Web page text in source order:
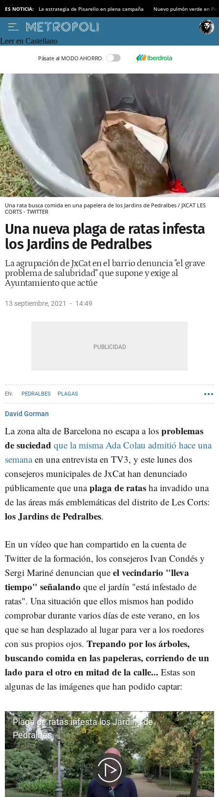
ES NOTICIA: La estrategia de Pisarello en plena campaña Nuevo pulmón verde en
Leer en Castellano
Pásate al MODO AHORRO
Una rata busca comida en una papelera de los Jardins de Pedralbes / JXCAT LES
CORTS - TWITTER
Una nueva plaga de ratas infesta
los Jardins de Pedralbes
La agrupación de JxCat en el barrio denuncia "el grave
problema de salubridad" que supone y exige al
Ayuntamiento que actúe
13 septiembre, 2021 14:49
PEDRALBES PLAGAS
David Gorman
La zona alta de Barcelona no escapa a los problemas
de suciedad que la misma Ada Colau admitió hace una
semanaen una entrevista en TV3, y este lunes dos
consejeros municipales de JxCat han denunciado
públicamente que unaplaga de ratas ha invadido una
de las áreas más emblemáticas del distrito de Les Corts:
los Jardins de Pedralbes.
En un vídeo que han compartido en la cuenta de
Twitter de la formación, los consejeros Ivan Condés y
Sergi Mariné denuncian que elvecindario "lleva
tiempo" señalando que el jardín "está infestado de
ratas". Una situación que ellos mismos han podido
comprobar durante varios días de este verano, en los
que se han desplazado al lugar para ver a los roedores
con sus propios ojos. Trepando por los árboles,
buscando comida en las papeleras, corriendo de un
lado para el otro en mitad de la calle... Estas son
algunas de las imágenes que han podido captar: